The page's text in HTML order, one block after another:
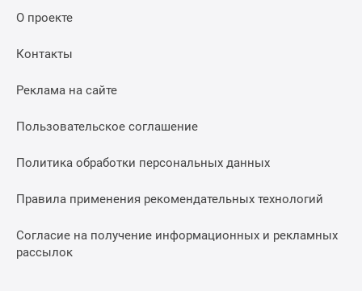
О проекте
Контакты
Реклама на сайте
Пользовательское соглашение
Политика обработки персональных данных
Правила применения рекомендательных технологий
Согласие на получение информационных и рекламных
рассылок